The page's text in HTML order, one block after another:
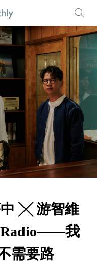
╳ 游智維
Radio——我
需要路